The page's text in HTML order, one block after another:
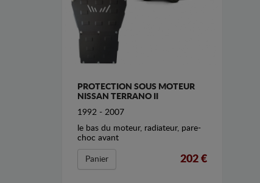
PROTECTION SOUS MOTEUR
NISSAN TERRANO II
1992 - 2007
le bas du moteur, radiateur, pare-
choc avant
Panier 202 €